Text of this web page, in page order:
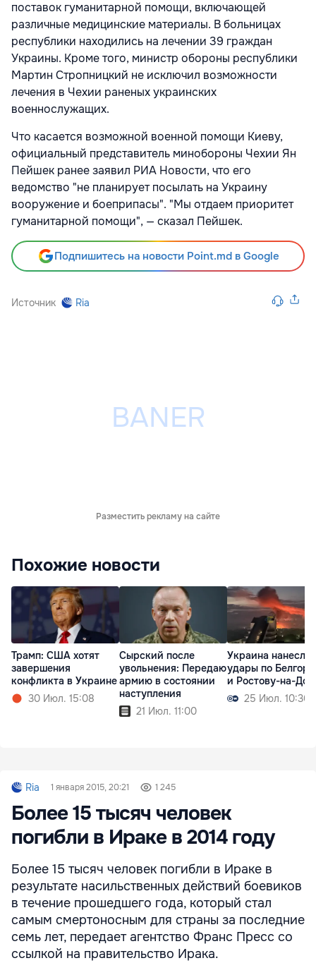
поставок гуманитарной помощи, включающей
различные медицинские материалы. В больницах
республики находились на лечении 39 граждан
Украины. Кроме того, министр обороны республики
Мартин Стропницкий не исключил возможности
лечения в Чехии раненых украинских
военнослужащих.
Что касается возможной военной помощи Киеву,
официальный представитель минобороны Чехии Ян
Пейшек ранее заявил РИА Новости, что его
ведомство "не планирует посылать на Украину
вооружение и боеприпасы". "Мы отдаем приоритет
гуманитарной помощи", — сказал Пейшек.
Подпишитесь на новости Point.md в Google
Источник Ria
Разместить рекламу на сайте
Похожие новости
Трамп: США хотят
завершения
конфликта в Украине
30 Июл. 15:08
Сырский после
увольнения: Передаю
армию в состоянии
наступления
21 Июл. 11:00
Украина нанесла
удары по
и Ростову-на-
25 Июл. 10:30
Ria 1 января 2015, 20:21 1 245
Более 15 тысяч человек
погибли в Ираке в 2014 году
Более 15 тысяч человек погибли в Ираке в
результате насильственных действий боевиков
в течение прошедшего года, который стал
самым смертоносным для страны за последние
семь лет, передает агентство Франс Пресс со
ссылкой на правительство Ирака.